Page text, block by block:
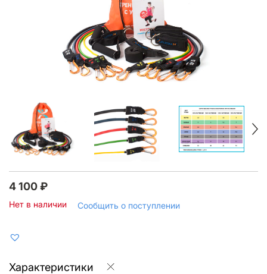
4 100₽
Нет в наличии Сообщить о поступлении
Характеристики